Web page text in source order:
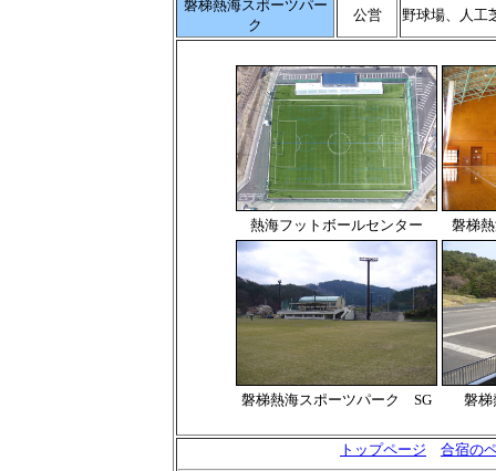
磐梯熱海スポーツパー
ク
公営 野球場、人工
熱海フットボールセンター 磐梯
磐梯熱海スポーツパーク SG 磐梯
トップページ 合宿の